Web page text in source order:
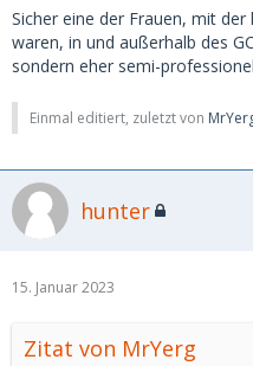
Sicher eine der Frauen, mit
waren, in und außerhalb des
sondern eher semi-
Einmal editiert, zuletzt von
hunter
15. Januar 2023
Zitat von MrYerg